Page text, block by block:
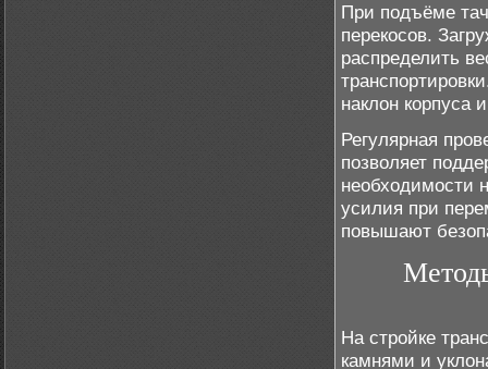
При подъёме
перекосов.
распределить
наклон корпуса
Регулярная
позволяет
необходимости
усилия при
повышают
На стройке
камнями и